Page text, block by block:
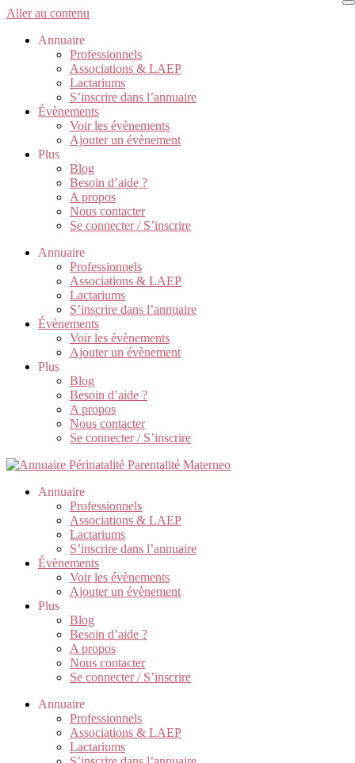
Aller au contenu
Annuaire
Professionnels
Associations & LAEP
Lactariums
S’inscrire dans l’annuaire
Évènements
Voir les évènements
Ajouter un évènement
Plus
Blog
Besoin d’aide ?
A propos
Nous contacter
Se connecter / S’inscrire
Annuaire
Professionnels
Associations & LAEP
Lactariums
S’inscrire dans l’annuaire
Évènements
Voir les évènements
Ajouter un évènement
Plus
Blog
Besoin d’aide ?
A propos
Nous contacter
Se connecter / S’inscrire
Annuaire
Professionnels
Associations & LAEP
Lactariums
S’inscrire dans l’annuaire
Évènements
Voir les évènements
Ajouter un évènement
Plus
Blog
Besoin d’aide ?
A propos
Nous contacter
Se connecter / S’inscrire
Annuaire
Professionnels
Associations & LAEP
Lactariums